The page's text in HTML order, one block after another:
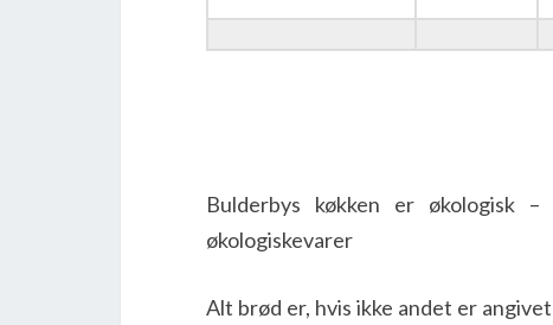
Bulderbys køkken er
økologiskevarer
Alt brød er, hvis ikke andet er